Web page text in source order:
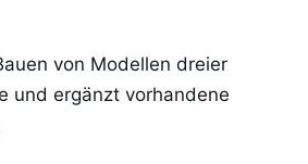
von Modellen dreier
und ergänzt vorhandene